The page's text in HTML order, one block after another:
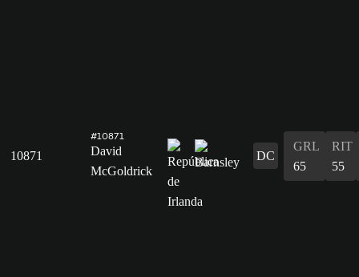
10871
#10871
David
McGoldrick
DC
GRL
65
RIT
55